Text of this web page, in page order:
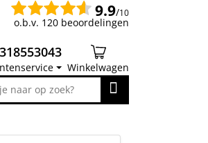
9.9/10
o.b.v. 120 beoordelingen
Winkelwagen